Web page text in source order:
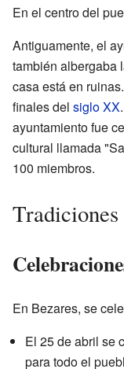
En el centro del
Antiguamente, el
también albergaba
casa está en
finales del siglo XX
ayuntamiento fue
cultural llamada
100 miembros.
Tradiciones
En Bezares, se
El 25 de abril se
para todo el